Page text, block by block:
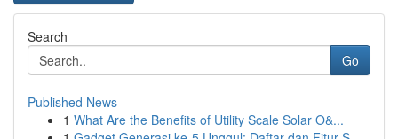
Search
Go
Published News
1 What Are the Benefits of Utility Scale Solar O&...